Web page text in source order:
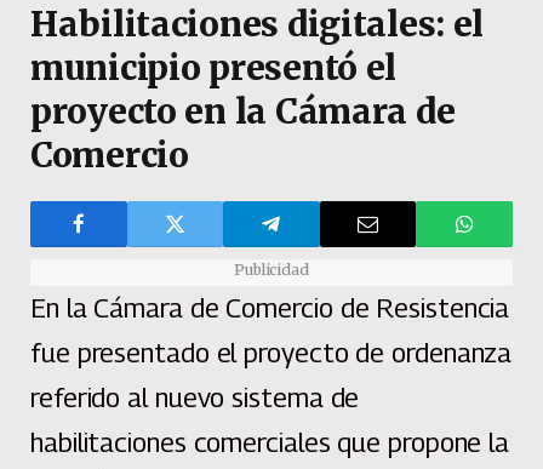
Habilitaciones digitales: el
municipio presentó el
proyecto en la Cámara de
Comercio
Publicidad
En la Cámara de Comercio de Resistencia
fue presentado el proyecto de ordenanza
referido al nuevo sistema de
habilitaciones comerciales que propone la